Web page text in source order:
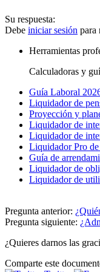
Su respuesta:
Debe iniciar sesión para
Herramientas
Calculadoras y
Guía Laboral
Liquidador de
Proyección y
Liquidador de
Liquidador de
Liquidador Pro
Guía de
Liquidador de
Liquidador de
Pregunta anterior:
Pregunta siguiente:
¿Quieres darnos las
Comparte este